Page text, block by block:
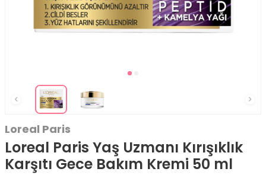
Loreal Paris
Loreal Paris Yaş Uzmanı Kırışıklık
Karşıtı Gece Bakım Kremi 50 ml